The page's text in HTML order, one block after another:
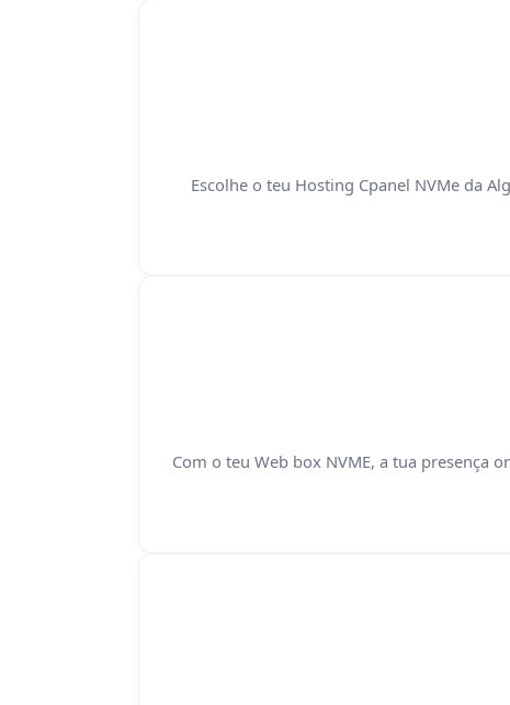
Escolhe o teu Hosting Cpanel NVMe da
Com o teu Web box NVME, a tua presença